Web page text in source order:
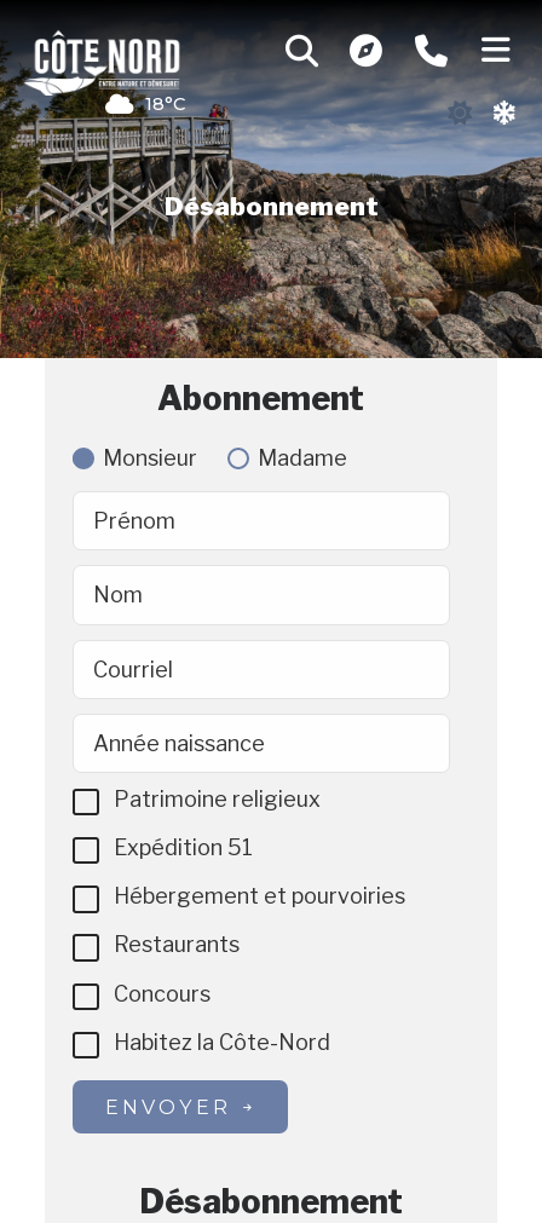
18°C
Désabonnement
Abonnement
Monsieur Madame
Prénom
Nom
Courriel
Année naissance
Patrimoine religieux
Expédition 51
Hébergement et pourvoiries
Restaurants
Concours
Habitez la Côte-Nord
ENVOYER
Désabonnement